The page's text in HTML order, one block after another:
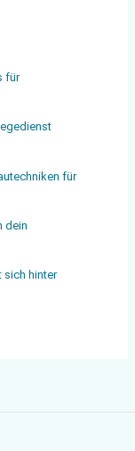
für
für
dein
sich hinter